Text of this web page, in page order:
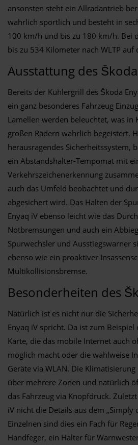
ansonsten steht ein Allradantrieb
wahrlich sportlich und besteht in
100 km/h und bis zu 180 km/h. Bei
bis zu 534 Kilometer nach WLTP auf
Ausstattung des
Bereits der Kühlergrill des Škoda
ein ganz besonderes Fahrzeug
Lamellen werden beleuchtet, was in
großen Rädern wahrlich begeistert.
herausragendes Sicherheitssystem,
ein Abstandshalter-Tempomat mit
Verkehrszeichenerkennung
auch das Umfeld beobachtet und
abgesichert wird. Das Halten der
Enyaq iV ebenso leicht wie das
Notbremsungen und auch ein
Spurwechsler und Ausstiegswarner
ebenso wie ein proaktiver
Multikollisionsbremse.
Besonderheiten des
Natürlich ist es nicht nur die
Enyaq iV spricht. Da ist zum
Karte, die das mobile Internet auch
möglich macht oder die wahlweise
Geräte via WLAN. Die
über mehrere Zonen und natürlich
das Fahrzeug via Knopfdruck.
iV nicht die Details aus dem „Simply
Einzelnen sind dies ein Fach für
Handfeger, ein Halter für